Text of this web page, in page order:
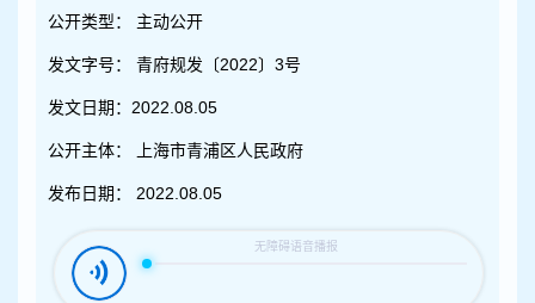
公开类型： 主动公开
发文字号： 青府规发〔2022〕3号
发文日期： 2022.08.05
公开主体： 上海市青浦区人民政府
发布日期： 2022.08.05